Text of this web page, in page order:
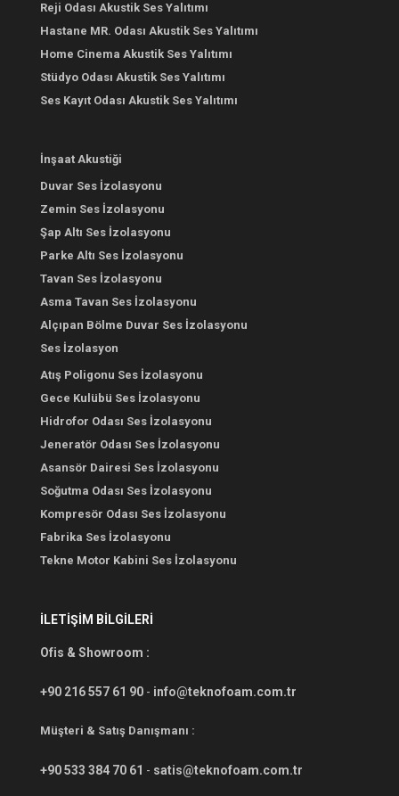
Reji Odası Akustik Ses Yalıtımı
Hastane MR. Odası Akustik Ses Yalıtımı
Home Cinema Akustik Ses Yalıtımı
Stüdyo Odası Akustik Ses Yalıtımı
Ses Kayıt Odası Akustik Ses Yalıtımı
İnşaat Akustiği
Duvar Ses İzolasyonu
Zemin Ses İzolasyonu
Şap Altı Ses İzolasyonu
Parke Altı Ses İzolasyonu
Tavan Ses İzolasyonu
Asma Tavan Ses İzolasyonu
Alçıpan Bölme Duvar Ses İzolasyonu
Ses İzolasyon
Atış Poligonu Ses İzolasyonu
Gece Kulübü Ses İzolasyonu
Hidrofor Odası Ses İzolasyonu
Jeneratör Odası Ses İzolasyonu
Asansör Dairesi Ses İzolasyonu
Soğutma Odası Ses İzolasyonu
Kompresör Odası Ses İzolasyonu
Fabrika Ses İzolasyonu
Tekne Motor Kabini Ses İzolasyonu
İLETİŞİM BİLGİLERİ
Ofis & Showroom :
+90 216 557 61 90 - info@teknofoam.com.tr
Müşteri & Satış Danışmanı :
+90 533 384 70 61 - satis@teknofoam.com.tr